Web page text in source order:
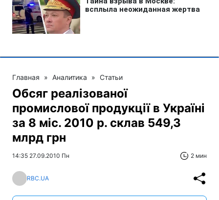
Главная » Аналитика » Статьи
Обсяг реалізованої
промислової продукції в Україні
за 8 міс. 2010 р. склав 549,3
млрд грн
14:35 27.09.2010 Пн 2 мин
RBC.UA